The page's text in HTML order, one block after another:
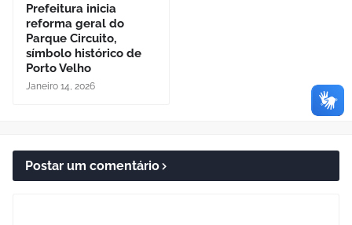
Prefeitura inicia
reforma geral do
Parque Circuito,
símbolo histórico de
Porto Velho
Janeiro 14, 2026
Postar um comentário